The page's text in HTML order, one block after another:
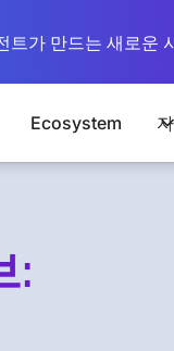
트가 만드는 새로운
Ecosystem
: